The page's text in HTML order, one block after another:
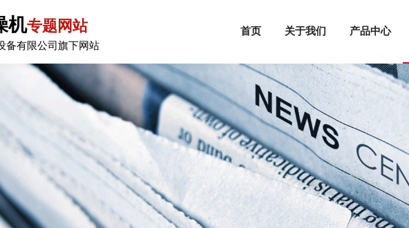
机专题网站
备有限公司旗下网站
首页 关于我们 产品中心